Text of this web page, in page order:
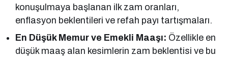
konuşulmaya başlanan ilk zam oranları,
enflasyon beklentileri ve refah payı tartışmaları.
En Düşük Memur ve Emekli Maaşı: Özellikle en
düşük maaş alan kesimlerin zam beklentisi ve bu